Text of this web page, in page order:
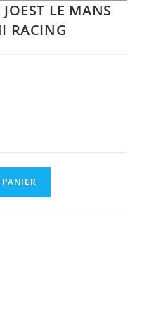
LE MANS
RACING